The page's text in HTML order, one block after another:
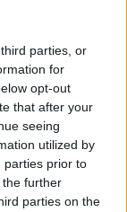
parties, or
for
opt-out
that after your
seeing
utilized by
parties prior to
further
parties on the
στην Ελλάδα